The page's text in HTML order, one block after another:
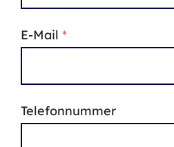
E-Mail *
Telefonnummer